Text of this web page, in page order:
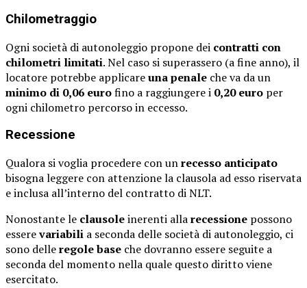
Chilometraggio
Ogni società di autonoleggio propone dei contratti con
chilometri limitati. Nel caso si superassero (a fine anno), il
locatore potrebbe applicareuna penale che va da un
minimo di 0,06 eurofino a raggiungere i 0,20 euro per
ogni chilometro percorso in eccesso.
Recessione
Qualora si voglia procedere con unrecesso anticipato
bisogna leggere con attenzione la clausola ad esso riservata
e inclusa all’interno del contratto di NLT.
Nonostante le clausoleinerenti allarecessione possono
esserevariabili a seconda delle società di autonoleggio, ci
sono delleregole base che dovranno essere seguite a
seconda del momento nella quale questo diritto viene
esercitato.